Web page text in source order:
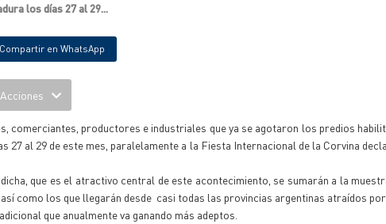
los días 27 al 29...
Compartir en WhatsApp
comerciantes, productores e industriales que ya se agotaron los predios
27 al 29 de este mes, paralelamente a la Fiesta Internacional de la Corvina
que es el atractivo central de este acontecimiento, se sumarán a la
como los que llegarán desde casi todas las provincias argentinas atraídos
que anualmente va ganando más adeptos.